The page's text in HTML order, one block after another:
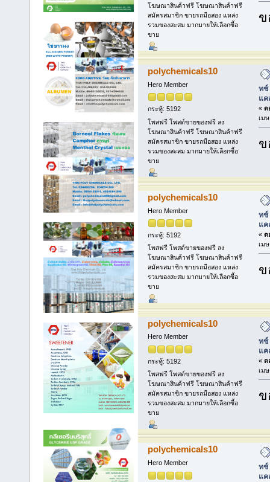
โฆษณาสินค้าฟรี โฆษณาสินค้าฟรี
สมัครสมาชิก ขายรถมือสอง แหล่ง
รวมของสะสม มากมายให้เลือกซื้อ
ขาย
ข
polychemicals10
Hero Member
กระทู้: 5192
โพสฟรี โพสต์ขายของฟรี ลง
โฆษณาสินค้าฟรี โฆษณาสินค้าฟรี
สมัครสมาชิก ขายรถมือสอง แหล่ง
รวมของสะสม มากมายให้เลือกซื้อ
ขาย
ทช์
แค
« ต
เม
ข
polychemicals10
Hero Member
กระทู้: 5192
โพสฟรี โพสต์ขายของฟรี ลง
โฆษณาสินค้าฟรี โฆษณาสินค้าฟรี
สมัครสมาชิก ขายรถมือสอง แหล่ง
รวมของสะสม มากมายให้เลือกซื้อ
ขาย
ทช์
แค
« ต
เม
ข
polychemicals10
Hero Member
กระทู้: 5192
โพสฟรี โพสต์ขายของฟรี ลง
โฆษณาสินค้าฟรี โฆษณาสินค้าฟรี
สมัครสมาชิก ขายรถมือสอง แหล่ง
รวมของสะสม มากมายให้เลือกซื้อ
ขาย
ทช์
แค
« ต
เม
ข
polychemicals10
Hero Member
ทช์
แค